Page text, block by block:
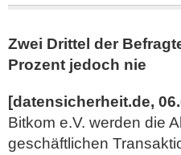
Zwei Drittel der
Prozent jedoch nie
[datensicherheit.de,
Bitkom e.V. werden die
geschäftlichen